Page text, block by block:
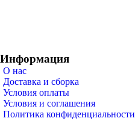
Информация
О нас
Доставка и сборка
Условия оплаты
Условия и соглашения
Политика конфиденциальности